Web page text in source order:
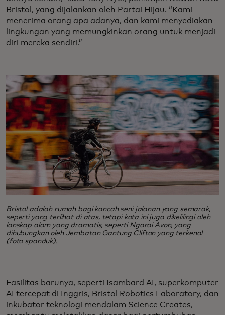
Bristol, yang dijalankan oleh Partai Hijau. “Kami
menerima orang apa adanya, dan kami menyediakan
lingkungan yang memungkinkan orang untuk menjadi
diri mereka sendiri.”
Bristol adalah rumah bagi kancah seni jalanan yang semarak,
seperti yang terlihat di atas, tetapi kota ini juga dikelilingi oleh
lanskap alam yang dramatis, seperti Ngarai Avon, yang
dihubungkan oleh Jembatan Gantung Clifton yang terkenal
(foto spanduk).
Fasilitas barunya, seperti Isambard AI, superkomputer
AI tercepat di Inggris, Bristol Robotics Laboratory, dan
inkubator teknologi mendalam Science Creates,